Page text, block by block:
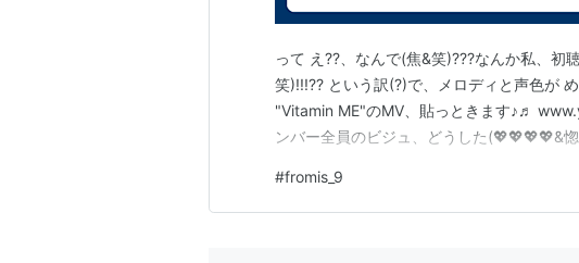
って え??、なんで(焦&笑)???なんか私、初
笑)!!!?? という訳(?)で、メロディと声色が
"Vitamin ME"のMV、貼っときます♪♬
ンバー全員のビジュ、どうした(💖💖💖💖&
#fromis_9